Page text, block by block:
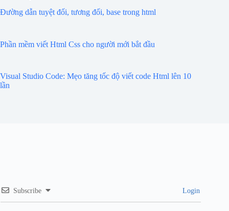
Đường dẫn tuyệt đối, tương đối, base trong html
Phần mềm viết Html Css cho người mới bắt đầu
Visual Studio Code: Mẹo tăng tốc độ viết code Html lên 10
lần
Subscribe Login